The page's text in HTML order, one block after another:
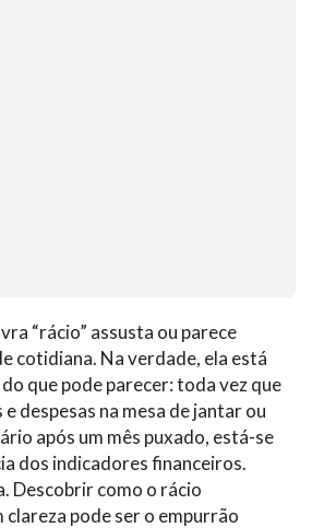
“rácio” assusta ou parece
cotidiana. Na verdade, ela está
que pode parecer: toda vez que
despesas na mesa de jantar ou
após um mês puxado, está-se
dos indicadores financeiros.
Descobrir como o rácio
pode ser o empurrão